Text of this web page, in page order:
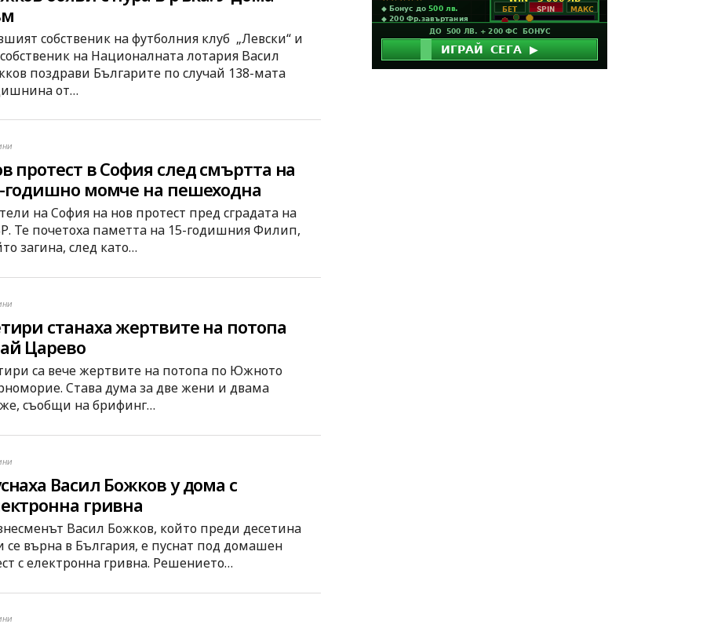
собственик на футболния клуб „Левски“ и
на Националната лотария Васил
поздрави Българите по случай 138-мата
от…
протест в София след смъртта на
годишно момче на пешеходна
на София на нов протест пред сградата на
Те почетоха паметта на 15-годишния Филип,
загина, след като…
станаха жертвите на потопа
Царево
са вече жертвите на потопа по Южното
Става дума за две жени и двама
съобщи на брифинг…
Васил Божков у дома с
гривна
Васил Божков, който преди десетина
се върна в България, е пуснат под домашен
с електронна гривна. Решението…